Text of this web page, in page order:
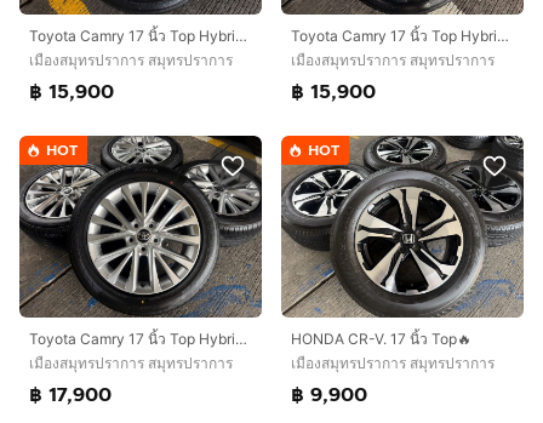
Toyota Camry 17 นิ้ว Top Hybrid🔥
เมืองสมุทรปราการ สมุทรปราการ
฿ 15,900
Toyota Camry 17 นิ้ว Top Hybrid🔥
เมืองสมุทรปราการ สมุทรปราการ
฿ 15,900
HOT
Toyota Camry 17 นิ้ว Top Hybrid🔥
เมืองสมุทรปราการ สมุทรปราการ
฿ 17,900
HOT
HONDA CR-V. 17 นิ้ว Top🔥
เมืองสมุทรปราการ สมุทรปราการ
฿ 9,900